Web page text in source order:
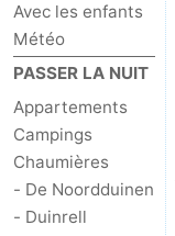
Avec les enfants
Météo
PASSER LA NUIT
Appartements
Campings
Chaumières
- De Noordduinen
- Duinrell